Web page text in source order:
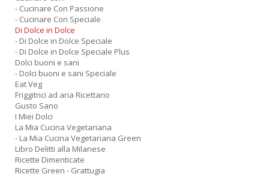
- Cucinare Con Passione
- Cucinare Con Speciale
Di Dolce in Dolce
- Di Dolce in Dolce Speciale
- Di Dolce in Dolce Speciale Plus
Dolci buoni e sani
- Dolci buoni e sani Speciale
Eat Veg
Friggitrici ad aria Ricettario
Gusto Sano
I Miei Dolci
La Mia Cucina Vegetariana
- La Mia Cucina Vegetariana Green
Libro Delitti alla Milanese
Ricette Dimenticate
Ricette Green - Grattugia